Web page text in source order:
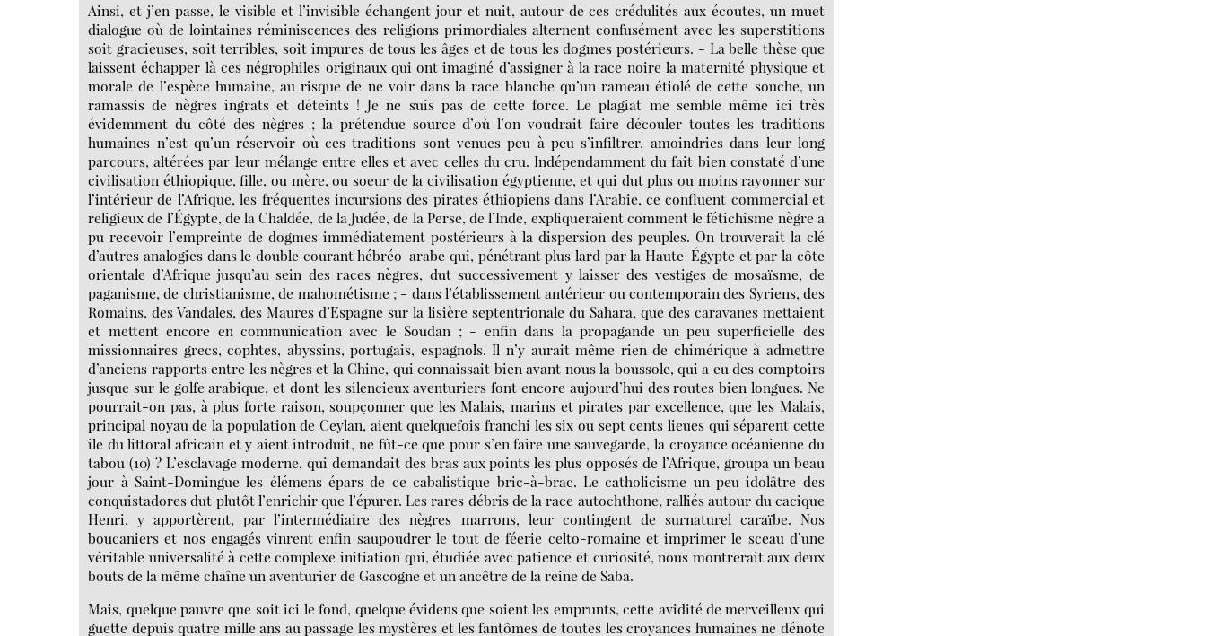
Ainsi, et j’en passe, le visible et l’invisible échangent jour et nuit, autour de ces crédulités aux écoutes, un muet
dialogue où de lointaines réminiscences des religions primordiales alternent confusément avec les superstitions
soit gracieuses, soit terribles, soit impures de tous les âges et de tous les dogmes postérieurs. - La belle thèse que
laissent échapper là ces négrophiles originaux qui ont imaginé d’assigner à la race noire la maternité physique et
morale de l’espèce humaine, au risque de ne voir dans la race blanche qu’un rameau étiolé de cette souche, un
ramassis de nègres ingrats et déteints ! Je ne suis pas de cette force. Le plagiat me semble même ici très
évidemment du côté des nègres ; la prétendue source d’où l’on voudrait faire découler toutes les traditions
humaines n’est qu’un réservoir où ces traditions sont venues peu à peu s’infiltrer, amoindries dans leur long
parcours, altérées par leur mélange entre elles et avec celles du cru. Indépendamment du fait bien constaté d’une
civilisation éthiopique, fille, ou mère, ou soeur de la civilisation égyptienne, et qui dut plus ou moins rayonner sur
l’intérieur de l’Afrique, les fréquentes incursions des pirates éthiopiens dans l’Arabie, ce confluent commercial et
religieux de l’Égypte, de la Chaldée, de la Judée, de la Perse, de l’Inde, expliqueraient comment le fétichisme nègre a
pu recevoir l’empreinte de dogmes immédiatement postérieurs à la dispersion des peuples. On trouverait la clé
d’autres analogies dans le double courant hébréo-arabe qui, pénétrant plus lard par la Haute-Égypte et par la côte
orientale d’Afrique jusqu’au sein des races nègres, dut successivement y laisser des vestiges de mosaïsme, de
paganisme, de christianisme, de mahométisme ; - dans l’établissement antérieur ou contemporain des Syriens, des
Romains, des Vandales, des Maures d’Espagne sur la lisière septentrionale du Sahara, que des caravanes mettaient
et mettent encore en communication avec le Soudan ; - enfin dans la propagande un peu superficielle des
missionnaires grecs, cophtes, abyssins, portugais, espagnols. Il n’y aurait même rien de chimérique à admettre
d’anciens rapports entre les nègres et la Chine, qui connaissait bien avant nous la boussole, qui a eu des comptoirs
jusque sur le golfe arabique, et dont les silencieux aventuriers font encore aujourd’hui des routes bien longues. Ne
pourrait-on pas, à plus forte raison, soupçonner que les Malais, marins et pirates par excellence, que les Malais,
principal noyau de la population de Ceylan, aient quelquefois franchi les six ou sept cents lieues qui séparent cette
île du littoral africain et y aient introduit, ne fût-ce que pour s’en faire une sauvegarde, la croyance océanienne du
tabou (10) ? L’esclavage moderne, qui demandait des bras aux points les plus opposés de l’Afrique, groupa un beau
jour à Saint-Domingue les élémens épars de ce cabalistique bric-à-brac. Le catholicisme un peu idolâtre des
conquistadores dut plutôt l’enrichir que l’épurer. Les rares débris de la race autochthone, ralliés autour du cacique
Henri, y apportèrent, par l’intermédiaire des nègres marrons, leur contingent de surnaturel caraïbe. Nos
boucaniers et nos engagés vinrent enfin saupoudrer le tout de féerie celto-romaine et imprimer le sceau d’une
véritable universalité à cette complexe initiation qui, étudiée avec patience et curiosité, nous montrerait aux deux
bouts de la même chaîne un aventurier de Gascogne et un ancêtre de la reine de Saba.
Mais, quelque pauvre que soit ici le fond, quelque évidens que soient les emprunts, cette avidité de merveilleux qui
guette depuis quatre mille ans au passage les mystères et les fantômes de toutes les croyances humaines ne dénote